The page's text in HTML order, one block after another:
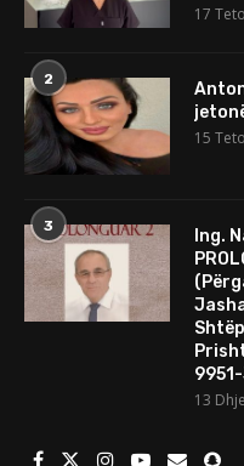
17
2
15
3
Ing.
13